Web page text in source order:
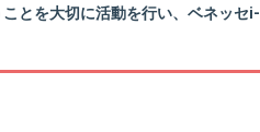
とを大切に活動を行い、ベネッセi-